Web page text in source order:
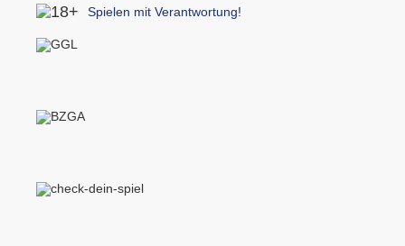
Spielen mit Verantwortung!